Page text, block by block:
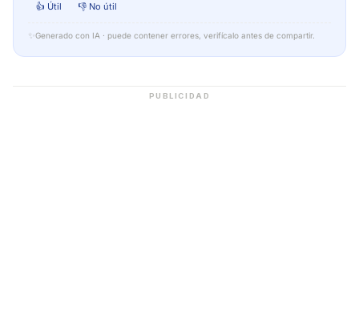
👍 Útil
👎 No útil
✨ Generado con IA · puede contener errores, verifícalo antes de compartir.
PUBLICIDAD